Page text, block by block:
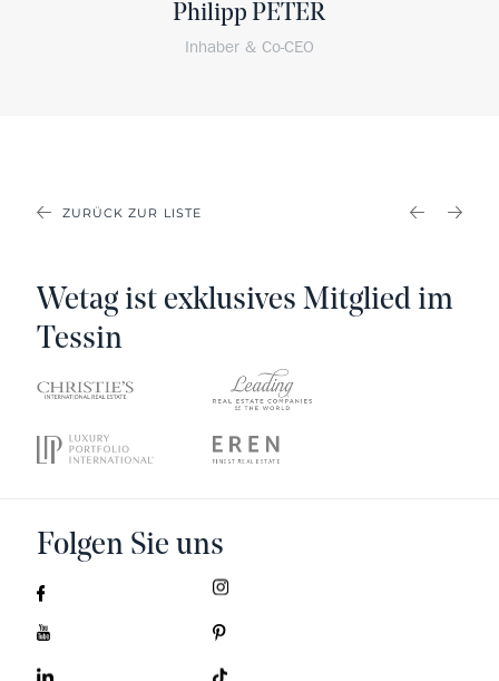
Philipp PETER
Inhaber & Co-CEO
ZURÜCK ZUR LISTE
Wetag ist exklusives Mitglied im
Tessin
Folgen Sie uns